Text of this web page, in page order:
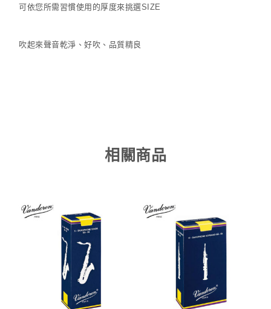
可依您所需習慣使用的厚度來挑選SIZE
吹起來聲音乾淨、好吹、品質精良
相關商品